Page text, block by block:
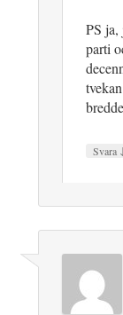
PS
parti
Svara ↓